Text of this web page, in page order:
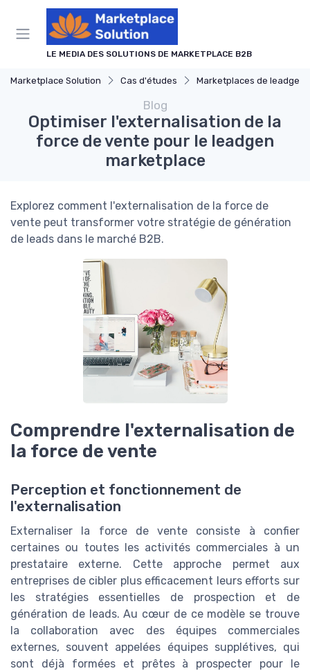
LE MEDIA DES SOLUTIONS DE MARKETPLACE B2B
Marketplace Solution Cas d'études Marketplaces de leadgen
Blog
Optimiser l'externalisation de la
force de vente pour le leadgen
marketplace
Explorez comment l'externalisation de la force de
vente peut transformer votre stratégie de génération
de leads dans le marché B2B.
Comprendre l'externalisation de
la force de vente
Perception et fonctionnement de
l'externalisation
Externaliser la force de vente consiste à confier
certaines ou toutes les activités commerciales à un
prestataire externe. Cette approche permet aux
entreprises de cibler plus efficacement leurs efforts sur
les stratégies essentielles de prospection et de
génération de leads. Au cœur de ce modèle se trouve
la collaboration avec des équipes commerciales
externes, souvent appelées équipes supplétives, qui
sont déjà formées et prêtes à prospecter pour le
Panneau de gestion des cookies